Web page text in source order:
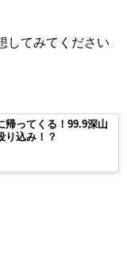
してみてください
帰ってくる！99.9深山
り込み！？